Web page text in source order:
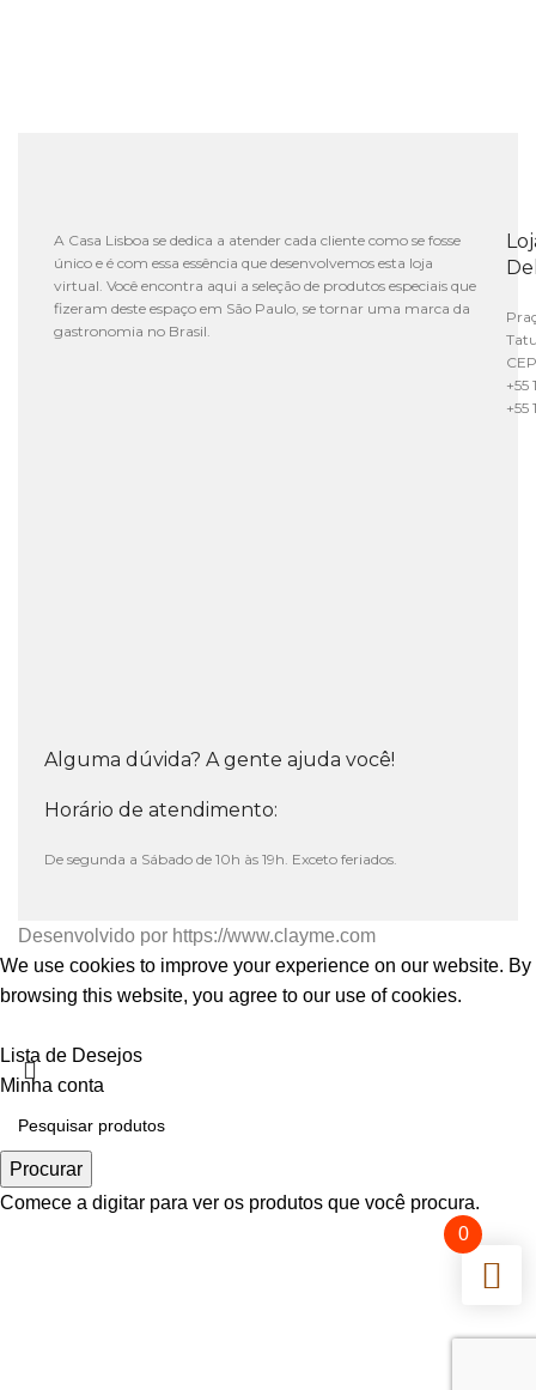
A Casa Lisboa se dedica a atender cada cliente como se fosse
único e é com essa essência que desenvolvemos esta loja
virtual. Você encontra aqui a seleção de produtos especiais que
fizeram deste espaço em São Paulo, se tornar uma marca da
gastronomia no Brasil.
+55
+55
Alguma dúvida? A gente ajuda você!
Horário de atendimento:
De segunda a Sábado de 10h às 19h. Exceto feriados.
Desenvolvido por https://www.clayme.com
We use cookies to improve your experience on our website. By
browsing this website, you agree to our use of cookies.
Procurar
Comece a digitar para ver os produtos que você procura.
Lista de Desejos
Minha conta
0